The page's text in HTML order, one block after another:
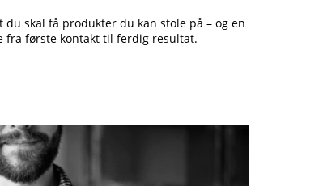
skal få produkter du kan stole på – og en
fra første kontakt til ferdig resultat.